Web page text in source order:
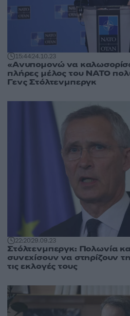
15:4424.10.23
«Ανυπομονώ να
πλήρες μέλος του ΝΑΤΟ
Γενς Στόλτενμπεργκ
22:2029.09.23
Στόλτενμπεργκ: Πολωνία
συνεχίσουν να στηρίζουν
τις εκλογές τους